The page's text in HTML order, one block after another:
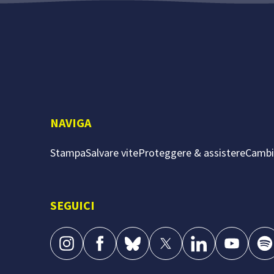
NAVIGA
StampaSalvare viteProteggere & assistere
SEGUICI